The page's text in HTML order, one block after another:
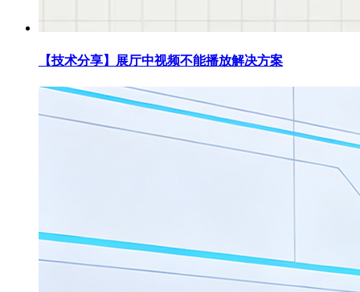
【技术分享】展厅中视频不能播放解决方案